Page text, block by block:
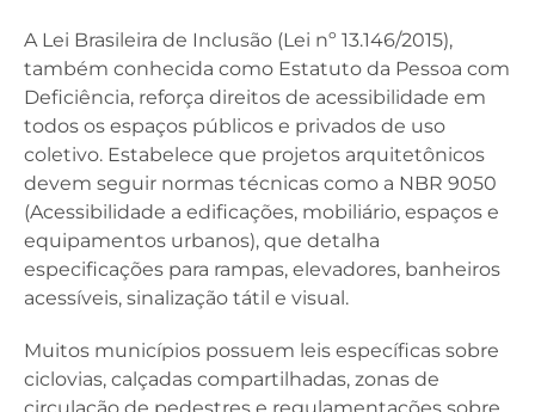
A Lei Brasileira de Inclusão (Lei nº 13.146/2015),
também conhecida como Estatuto da Pessoa com
Deficiência, reforça direitos de acessibilidade em
todos os espaços públicos e privados de uso
coletivo. Estabelece que projetos arquitetônicos
devem seguir normas técnicas como a NBR 9050
(Acessibilidade a edificações, mobiliário, espaços e
equipamentos urbanos), que detalha
especificações para rampas, elevadores, banheiros
acessíveis, sinalização tátil e visual.
Muitos municípios possuem leis específicas sobre
ciclovias, calçadas compartilhadas, zonas de